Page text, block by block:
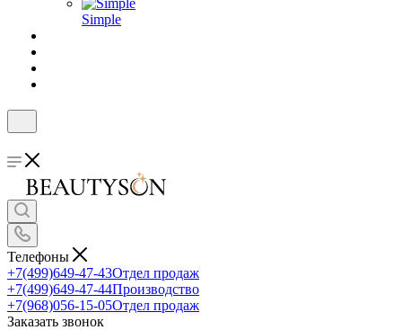
Simple
Телефоны
+7(499)649-47-43Отдел продаж
+7(499)649-47-44Производство
+7(968)056-15-05Отдел продаж
Заказать звонок